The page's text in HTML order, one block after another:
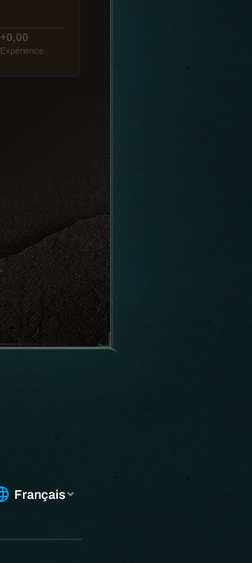
+0,00
Expérience